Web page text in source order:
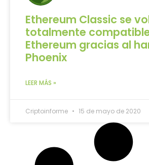
Ethereum Classic se
totalmente
Ethereum gracias al
Phoenix
LEER MÁS »
Criptoinforme 15 de mayo de 2020